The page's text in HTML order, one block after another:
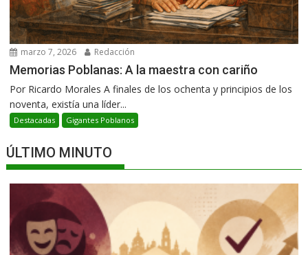
marzo 7, 2026 Redacción
Memorias Poblanas: A la maestra con cariño
Por Ricardo Morales A finales de los ochenta y principios de los
noventa, existía una líder...
Destacadas Gigantes Poblanos
ÚLTIMO MINUTO